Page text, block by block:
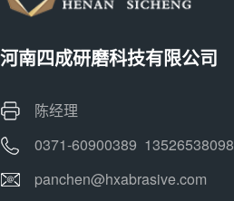
河南四成研磨科技有限公司
陈经理
0371-60900389 13526538098
panchen@hxabrasive.com